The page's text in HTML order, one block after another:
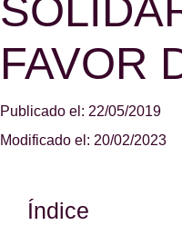
FAVOR
Publicado el: 22/05/2019
Modificado el: 20/02/2023
Índice